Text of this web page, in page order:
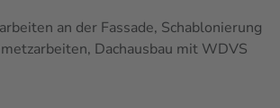
an der Fassade, Schablonierung
Dachausbau mit WDVS